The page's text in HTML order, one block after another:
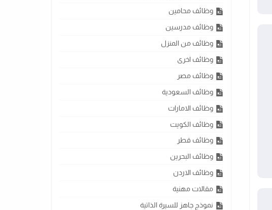
وظائف محامين
وظائف مدرسين
وظائف من المنزل
وظائف اخرى
وظائف مصر
وظائف السعودية
وظائف الامارات
وظائف الكويت
وظائف قطر
وظائف البحرين
وظائف الاردن
مقالات مهنية
نموذج جاهز للسيرة الذاتية